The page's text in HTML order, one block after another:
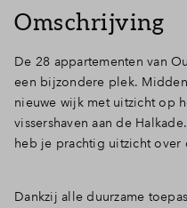
Omschrijving
De 28 appartementen van
een bijzondere plek.
nieuwe wijk met uitzicht op
vissershaven aan de
heb je prachtig uitzicht over
Dankzij alle duurzame